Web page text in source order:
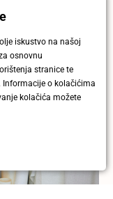
iskustvo na našoj
osnovnu
stranice te
Informacije o kolačićima
kolačića možete